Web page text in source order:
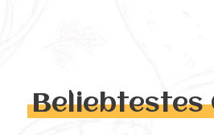
Beliebtestes